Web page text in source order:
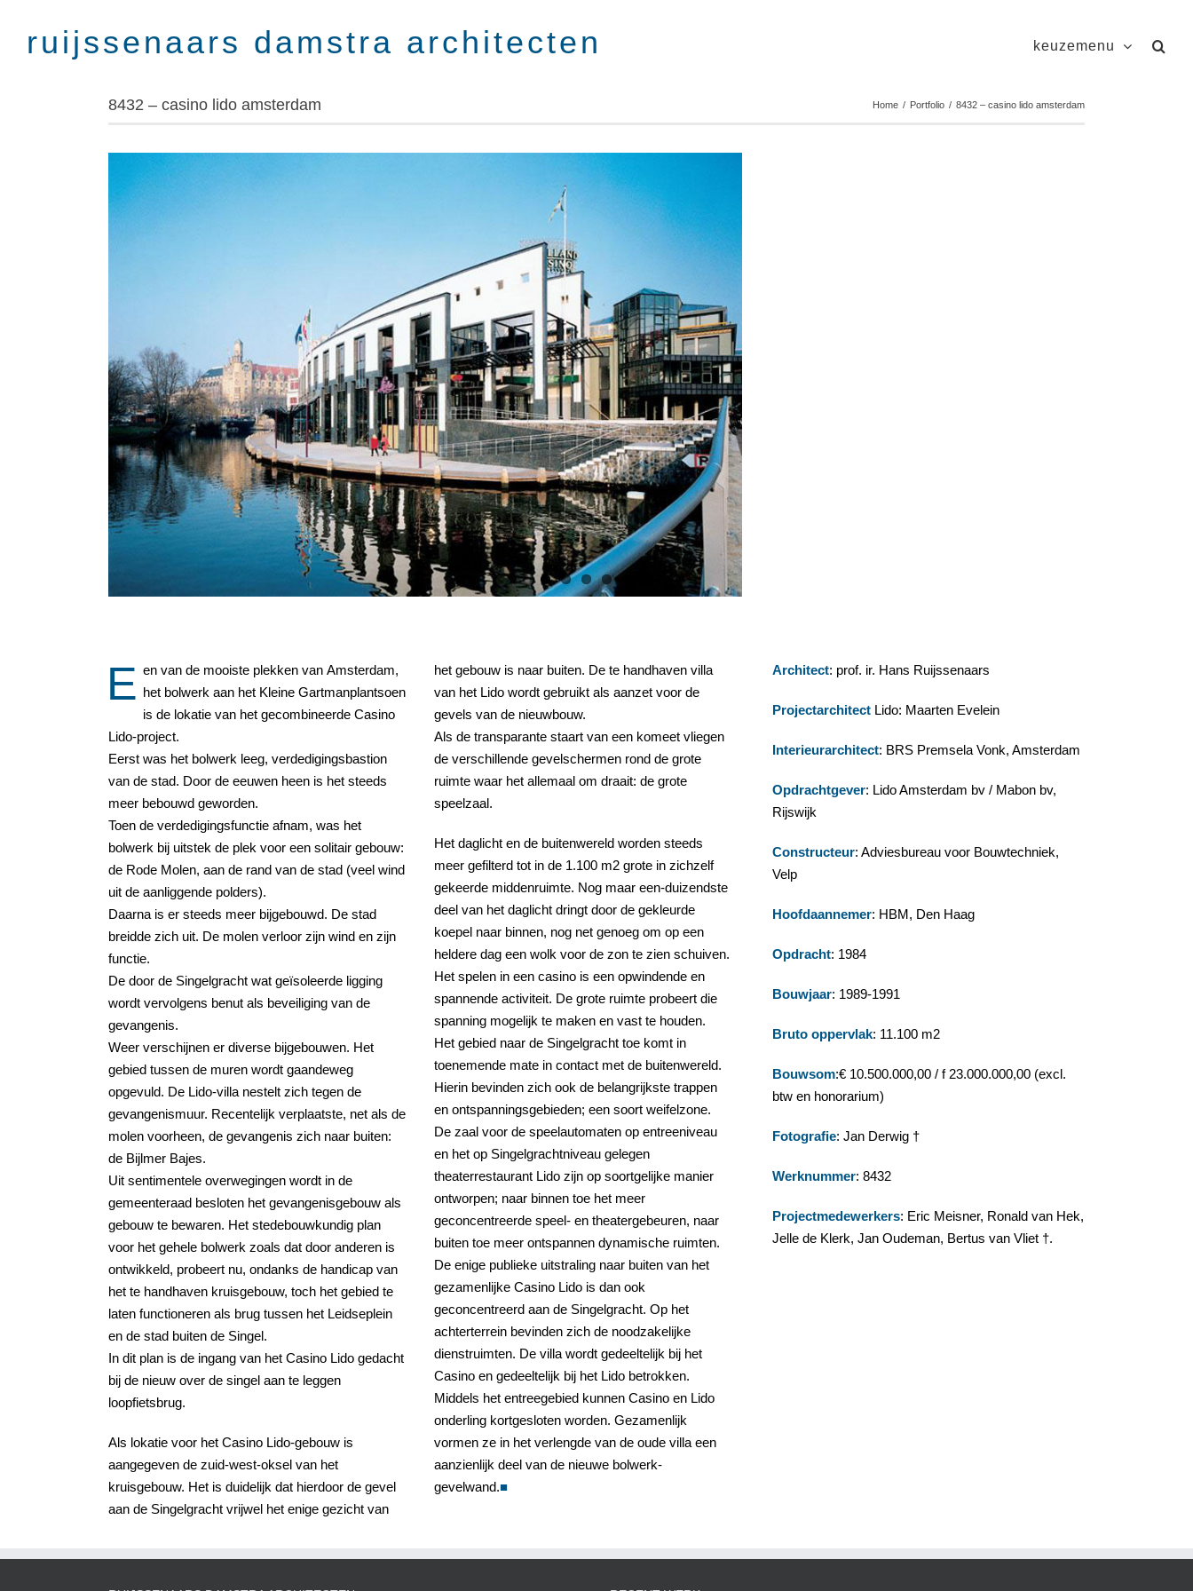
content
keuzemenu
8432 – casino lido amsterdam Home / Portfolio / 8432 – casino lido amsterdam
Larger
Image
E en van de mooiste plekken van Amsterdam,
het bolwerk aan het Kleine Gartmanplantsoen
is de lokatie van het gecombineerde Casino
Lido-project.
Eerst was het bolwerk leeg, verdedigingsbastion
van de stad. Door de eeuwen heen is het steeds
meer bebouwd geworden.
Toen de verdedigingsfunctie afnam, was het
bolwerk bij uitstek de plek voor een solitair gebouw:
de Rode Molen, aan de rand van de stad (veel wind
uit de aanliggende polders).
Daarna is er steeds meer bijgebouwd. De stad
breidde zich uit. De molen verloor zijn wind en zijn
functie.
De door de Singelgracht wat geïsoleerde ligging
wordt vervolgens benut als beveiliging van de
gevangenis.
Weer verschijnen er diverse bijgebouwen. Het
gebied tussen de muren wordt gaandeweg
opgevuld. De Lido-villa nestelt zich tegen de
gevangenismuur. Recentelijk verplaatste, net als de
molen voorheen, de gevangenis zich naar buiten:
de Bijlmer Bajes.
Uit sentimentele overwegingen wordt in de
gemeenteraad besloten het gevangenisgebouw als
gebouw te bewaren. Het stedebouwkundig plan
voor het gehele bolwerk zoals dat door anderen is
ontwikkeld, probeert nu, ondanks de handicap van
het te handhaven kruisgebouw, toch het gebied te
laten functioneren als brug tussen het Leidseplein
en de stad buiten de Singel.
In dit plan is de ingang van het Casino Lido gedacht
bij de nieuw over de singel aan te leggen
loopfietsbrug.
Als lokatie voor het Casino Lido-gebouw is
aangegeven de zuid-west-oksel van het
kruisgebouw. Het is duidelijk dat hierdoor de gevel
aan de Singelgracht vrijwel het enige gezicht van
het gebouw is naar buiten. De te handhaven villa
van het Lido wordt gebruikt als aanzet voor de
gevels van de nieuwbouw.
Als de transparante staart van een komeet vliegen
de verschillende gevelschermen rond de grote
ruimte waar het allemaal om draait: de grote
speelzaal.
Het daglicht en de buitenwereld worden steeds
meer gefilterd tot in de 1.100 m2 grote in zichzelf
gekeerde middenruimte. Nog maar een-duizendste
deel van het daglicht dringt door de gekleurde
koepel naar binnen, nog net genoeg om op een
heldere dag een wolk voor de zon te zien schuiven.
Het spelen in een casino is een opwindende en
spannende activiteit. De grote ruimte probeert die
spanning mogelijk te maken en vast te houden.
Het gebied naar de Singelgracht toe komt in
toenemende mate in contact met de buitenwereld.
Hierin bevinden zich ook de belangrijkste trappen
en ontspanningsgebieden; een soort weifelzone.
De zaal voor de speelautomaten op entreeniveau
en het op Singelgrachtniveau gelegen
theaterrestaurant Lido zijn op soortgelijke manier
ontworpen; naar binnen toe het meer
geconcentreerde speel- en theatergebeuren, naar
buiten toe meer ontspannen dynamische ruimten.
De enige publieke uitstraling naar buiten van het
gezamenlijke Casino Lido is dan ook
geconcentreerd aan de Singelgracht. Op het
achterterrein bevinden zich de noodzakelijke
dienstruimten. De villa wordt gedeeltelijk bij het
Casino en gedeeltelijk bij het Lido betrokken.
Middels het entreegebied kunnen Casino en Lido
onderling kortgesloten worden. Gezamenlijk
vormen ze in het verlengde van de oude villa een
aanzienlijk deel van de nieuwe bolwerk-
gevelwand.■
Architect: prof. ir. Hans Ruijssenaars
Projectarchitect Lido: Maarten Evelein
Interieurarchitect: BRS Premsela Vonk, Amsterdam
Opdrachtgever: Lido Amsterdam bv / Mabon bv,
Rijswijk
Constructeur: Adviesbureau voor Bouwtechniek,
Velp
Hoofdaannemer: HBM, Den Haag
Opdracht: 1984
Bouwjaar: 1989-1991
Bruto oppervlak: 11.100 m2
Bouwsom:€ 10.500.000,00 / f 23.000.000,00 (excl.
btw en honorarium)
Fotografie: Jan Derwig †
Werknummer: 8432
Projectmedewerkers: Eric Meisner, Ronald van Hek,
Jelle de Klerk, Jan Oudeman, Bertus van Vliet †.